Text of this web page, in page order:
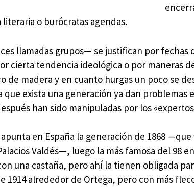
o burócratas agendas.
llamadas grupos— se justifican por
cierta tendencia ideológica o por maneras
de madera y en cuanto hurgas un poco se
exista una generación ya dan problemas
han sido manipuladas por los
en España la generación de 1868
Valdés—, luego la más famosa del 98
una castaña, pero ahí la tienen obligada
1914 alrededor de Ortega, pero con más